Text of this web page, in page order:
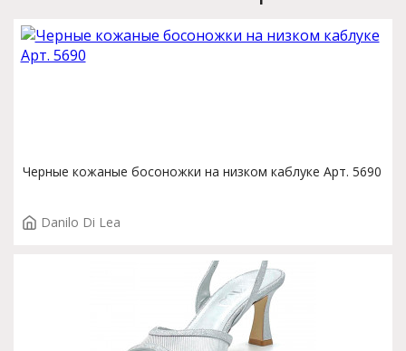
Черные кожаные босоножки на низком каблуке Арт. 5690
Danilo Di Lea